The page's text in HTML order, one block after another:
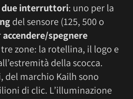
due interruttori: uno per la
del sensore (125, 500 o
accendere/spegnere
zone: la rotellina, il logo e
della scocca.
marchio Kailh sono
di clic. L’illuminazione